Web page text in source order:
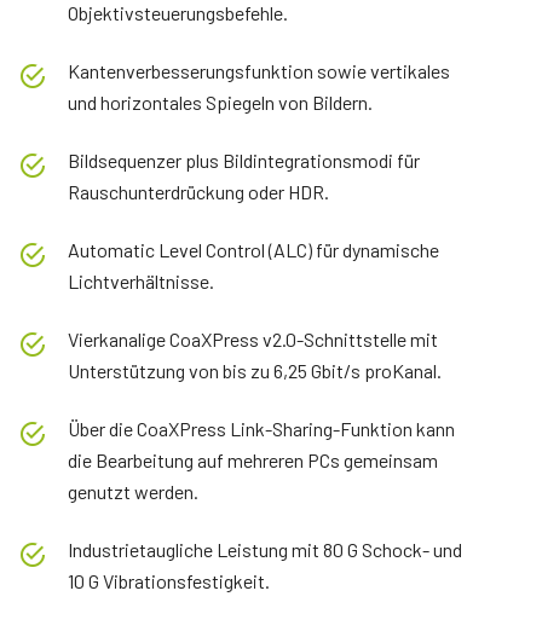
Objektivsteuerungsbefehle.
Kantenverbesserungsfunktion sowie vertikales
und horizontales Spiegeln von Bildern.
Bildsequenzer plus Bildintegrationsmodi für
Rauschunterdrückung oder HDR.
Automatic Level Control (ALC) für dynamische
Lichtverhältnisse.
Vierkanalige CoaXPress v2.0-Schnittstelle mit
Unterstützung von bis zu 6,25 Gbit/s proKanal.
Über die CoaXPress Link-Sharing-Funktion kann
die Bearbeitung auf mehreren PCs gemeinsam
genutzt werden.
Industrietaugliche Leistung mit 80 G Schock- und
10 G Vibrationsfestigkeit.